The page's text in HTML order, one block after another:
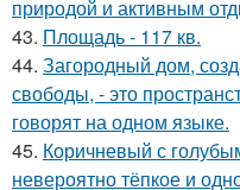
природой и активным
43. Площадь - 117 кв.
44. Загородный дом,
свободы, - это
говорят на одном языке.
45. Коричневый с
невероятно тёпкое и